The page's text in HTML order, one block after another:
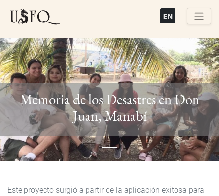
principal
Previous Next
Memoria de los Desastres en Don
Juan, Manabí
Este proyecto surgió a partir de la aplicación exitosa para